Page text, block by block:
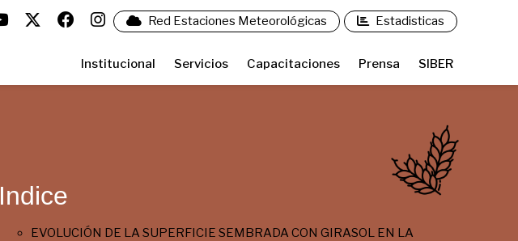
Institucional Servicios Capacitaciones Prensa SIBER
Red Estaciones Meteorológicas Estadisticas
Indice
EVOLUCIÓN DE LA SUPERFICIE SEMBRADA CON GIRASOL EN LA